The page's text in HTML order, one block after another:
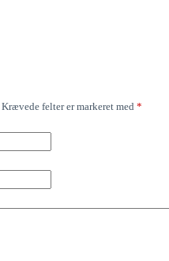
Krævede felter er markeret med *